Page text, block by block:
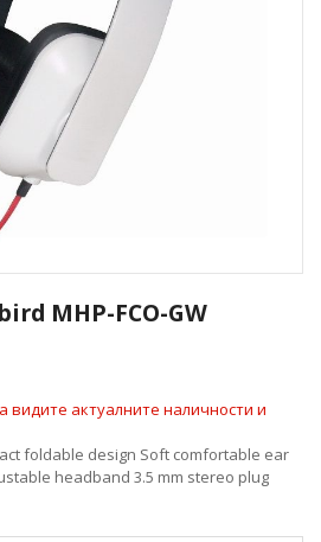
MHP-FCO-GW
видите актуалните наличности и
foldable design Soft comfortable ear
headband 3.5 mm stereo plug